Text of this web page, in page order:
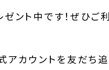
ント中です！ぜひご
アカウントを友だち